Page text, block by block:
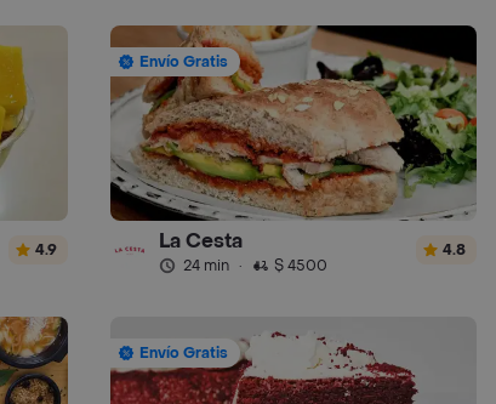
4.9
Envío Gratis
La Cesta
24 min · $ 4500
4.8
Envío Gratis